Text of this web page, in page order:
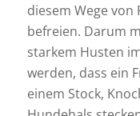
diesem Wege
befreien. Darum
starkem Husten
werden, dass ein
einem Stock,